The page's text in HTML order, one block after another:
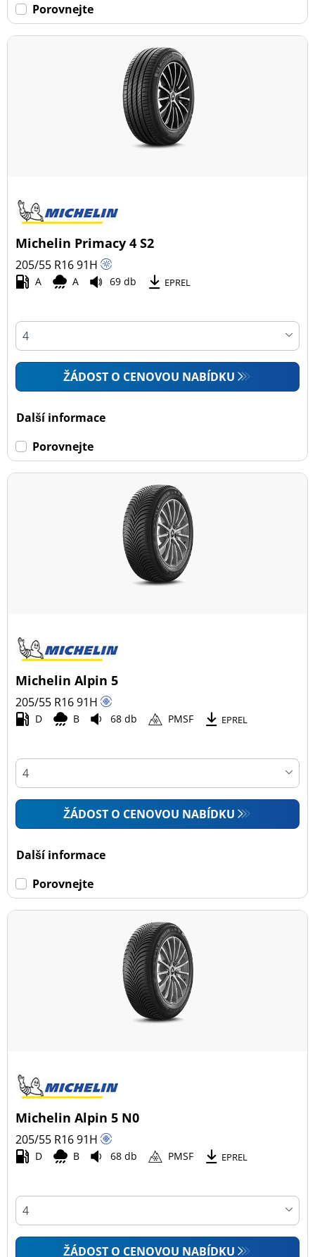
Porovnejte
Michelin Primacy 4 S2
205/55 R1691H
A A 69 db EPREL
ŽÁDOST O CENOVOU NABÍDKU
Další informace
Porovnejte
Michelin Alpin 5
205/55 R1691H
D B 68 db PMSF EPREL
ŽÁDOST O CENOVOU NABÍDKU
Další informace
Porovnejte
Michelin Alpin 5 N0
205/55 R1691H
D B 68 db PMSF EPREL
ŽÁDOST O CENOVOU NABÍDKU